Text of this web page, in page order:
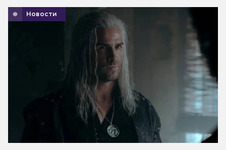
Новости